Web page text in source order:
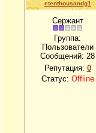
etenthousandg1
Сержант
Группа:
Пользователи
Сообщений: 28
Репутация: 0
Статус: Offline